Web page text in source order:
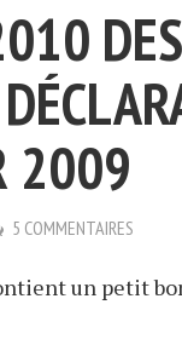
2009
5 COMMENTAIRES
un petit